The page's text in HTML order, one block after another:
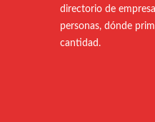
directorio de
personas, dónde
cantidad.